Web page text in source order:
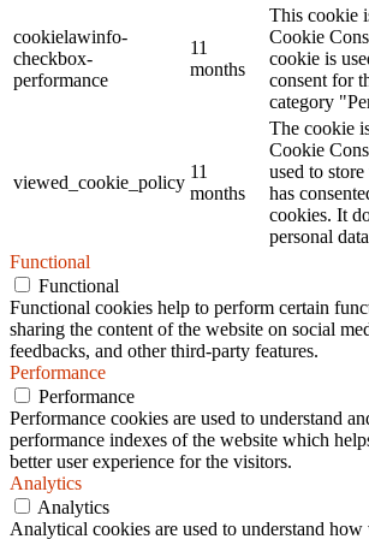
cookielawinfo-
checkbox-
performance
11
months
This cookie
Cookie
cookie is
consent for
category
viewed_cookie_policy
11
months
The cookie
Cookie
used to
has
cookies. It
personal
Functional
Functional
Functional cookies help to perform certain
sharing the content of the website on social
feedbacks, and other third-party features.
Performance
Performance
Performance cookies are used to understand
performance indexes of the website which
better user experience for the visitors.
Analytics
Analytics
Analytical cookies are used to understand